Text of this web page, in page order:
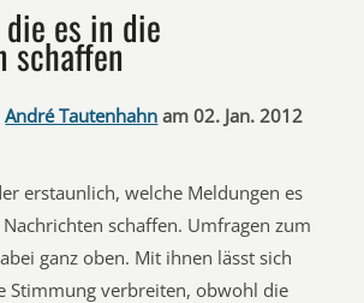
es in die
schaffen
André Tautenhahn am 02. Jan. 2012
erstaunlich, welche Meldungen es
schaffen. Umfragen zum
ganz oben. Mit ihnen lässt sich
Stimmung verbreiten, obwohl die